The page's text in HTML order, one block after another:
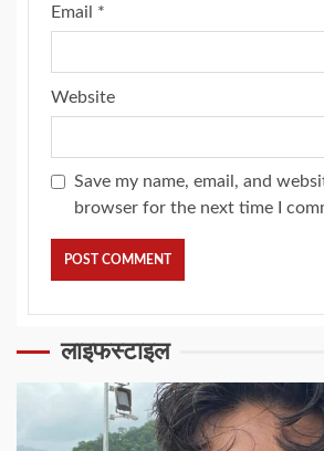
Email *
Website
Save my name, email, and
browser for the next time I
लाइफस्टाइल